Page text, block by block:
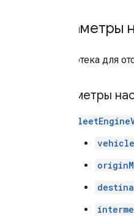
Параметры
Библиотека для
Параметры